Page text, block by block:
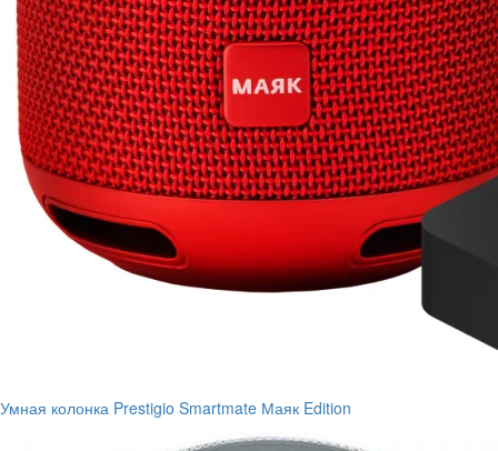
Умная колонка Prestigio Smartmate Маяк Edition